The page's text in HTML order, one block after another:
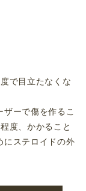
で目立たなくな
ーで傷を作るこ
度、かかること
にステロイドの外